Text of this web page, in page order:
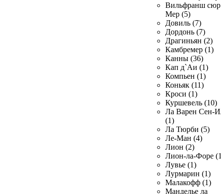
Вильфранш сюр
Мер (5)
Довиль (7)
Дордонь (7)
Драгиньян (2)
Камбремер (1)
Канны (36)
Кап д`Аи (1)
Компьен (1)
Коньяк (11)
Кроси (1)
Куршевель (10)
Ла Варен Сен-
(1)
Ла Тюрби (5)
Ле-Ман (4)
Лион (2)
Лион-ла-Форе
Лувье (1)
Лурмарин (1)
Малакофф (1)
Манделье ла